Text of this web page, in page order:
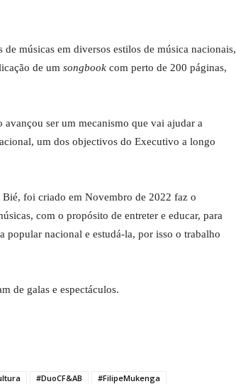
músicas em diversos estilos de música nacionais,
de um songbook com perto de 200 páginas,
ser um mecanismo que vai ajudar a
um dos objectivos do Executivo a longo
foi criado em Novembro de 2022 faz o
com o propósito de entreter e educar, para
popular nacional e estudá-la, por isso o trabalho
de galas e espectáculos.
#DuoCF&AB
#FilipeMukenga